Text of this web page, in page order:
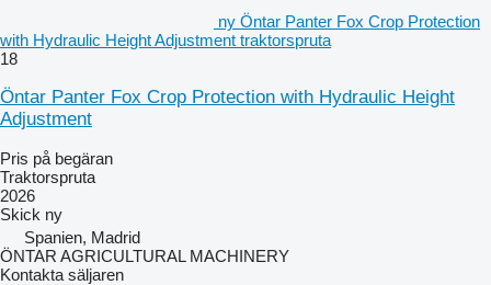
ny Öntar Panter Fox Crop Protection
with Hydraulic Height Adjustment traktorspruta
18
Öntar Panter Fox Crop Protection with Hydraulic Height
Adjustment
Pris på begäran
Traktorspruta
2026
Skick ny
Spanien, Madrid
ÖNTAR AGRICULTURAL MACHINERY
Kontakta säljaren